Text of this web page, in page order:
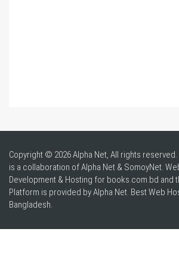
Copyright © 2026 Alpha Net, All rights
is a collaboration of Alpha Net & SomoyNet.
Development & Hosting for books.com.bd and
Platform is provided by Alpha Net. BestWeb
Bangladesh.